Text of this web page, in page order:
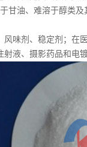
甘油、难溶于醇类
味剂、稳定剂；
液、摄影药品和电镀